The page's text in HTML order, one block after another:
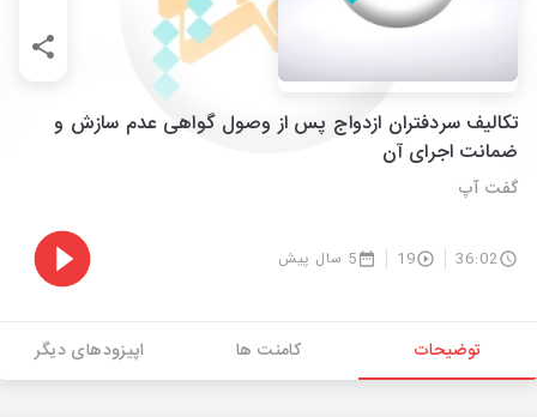
تکالیف سردفتران ازدواج پس از وصول گواهی عدم سازش و
ضمانت اجرای آن
گفت آپ
36:02
19 5 سال پیش
توضیحات کامنت ها اپیزودهای دیگر